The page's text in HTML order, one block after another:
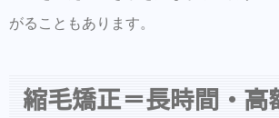
がることもあります。
縮毛矯正＝長時間・高